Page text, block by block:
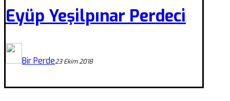
Eyüp Yeşilpınar Perdeci
Bir Perde23 Ekim 2018